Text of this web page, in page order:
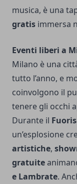
musica, è una
gratis immersa
Eventi liberi a
Milano è una
tutto l’anno, e
coinvolgono il
tenere gli occhi
Durante il
un’esplosione
artistiche,
gratuite
e Lambrate.